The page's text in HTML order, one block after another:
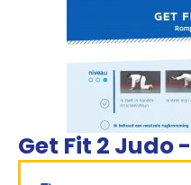
Get Fit 2